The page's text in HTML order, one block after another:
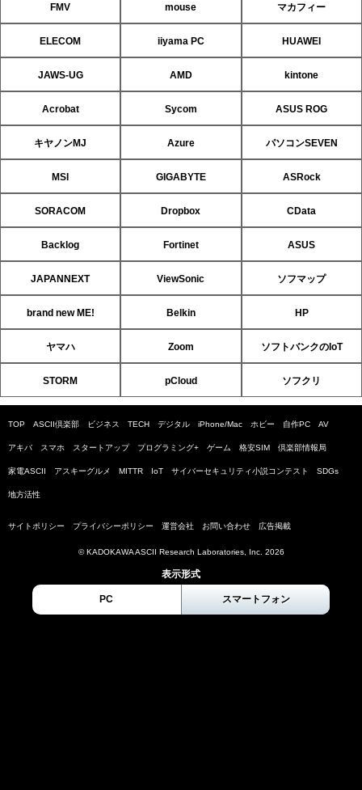
FMV mouse マカフィー
ELECOM iiyama PC HUAWEI
JAWS-UG AMD kintone
Acrobat Sycom ASUS ROG
キヤノンMJ Azure パソコンSEVEN
MSI GIGABYTE ASRock
SORACOM Dropbox CData
Backlog Fortinet ASUS
JAPANNEXT ViewSonic ソフマップ
brand new ME! Belkin HP
ヤマハ Zoom ソフトバンクのIoT
STORM pCloud ソフクリ
TOP ASCII倶楽部 ビジネス TECH デジタル iPhone/Mac ホビー 自作PC AV
アキバ スマホ スタートアップ プログラミング+ ゲーム 格安SIM 倶楽部情報局
家電ASCII アスキーグルメ MITTR IoT サイバーセキュリティ小説コンテスト SDGs
地方活性
サイトポリシー プライバシーポリシー 運営会社 お問い合わせ 広告掲載
© KADOKAWA ASCII Research Laboratories, Inc. 2026
表示形式
PC スマートフォン